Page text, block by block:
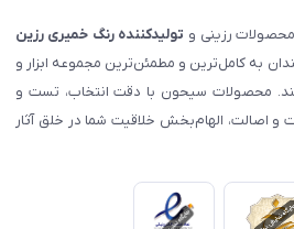
محصولات رزینی و تولیدکننده رنگ خمیری رزین
به کامل‌ترین و مطمئن‌ترین مجموعه ابزار و
محصولات سیحون با دقت انتخاب، تست و
و اصالت، الهام‌بخش خلاقیت شما در خلق آثار